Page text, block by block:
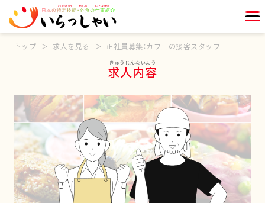
トップ 求人を見る 正社員募集：カフェの接客スタッフ
求人内容